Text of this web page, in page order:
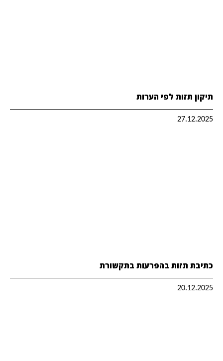
תיקון תזות לפי הערות
27.12.2025
כתיבת תזות בהפרעות בתקשורת
20.12.2025